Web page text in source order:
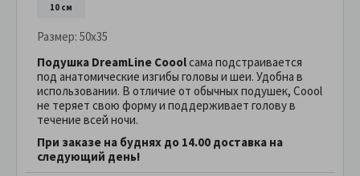
10 см
Размер: 50x35
Подушка DreamLine Cooolсама подстраивается
под анатомические изгибы головы и шеи. Удобна в
использовании. В отличие от обычных подушек, Coool
не теряет свою форму и поддерживает голову в
течение всей ночи.
При заказе на буднях до 14.00 доставка на
следующий день!